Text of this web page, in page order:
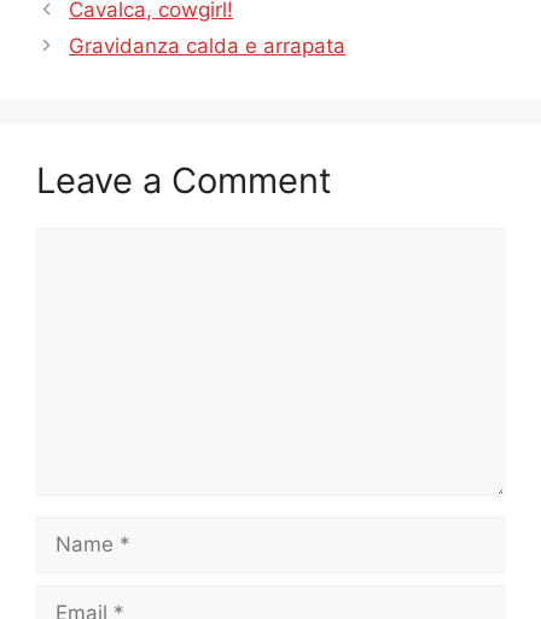
Cavalca, cowgirl!
Gravidanza calda e arrapata
Leave a Comment
Name
Email